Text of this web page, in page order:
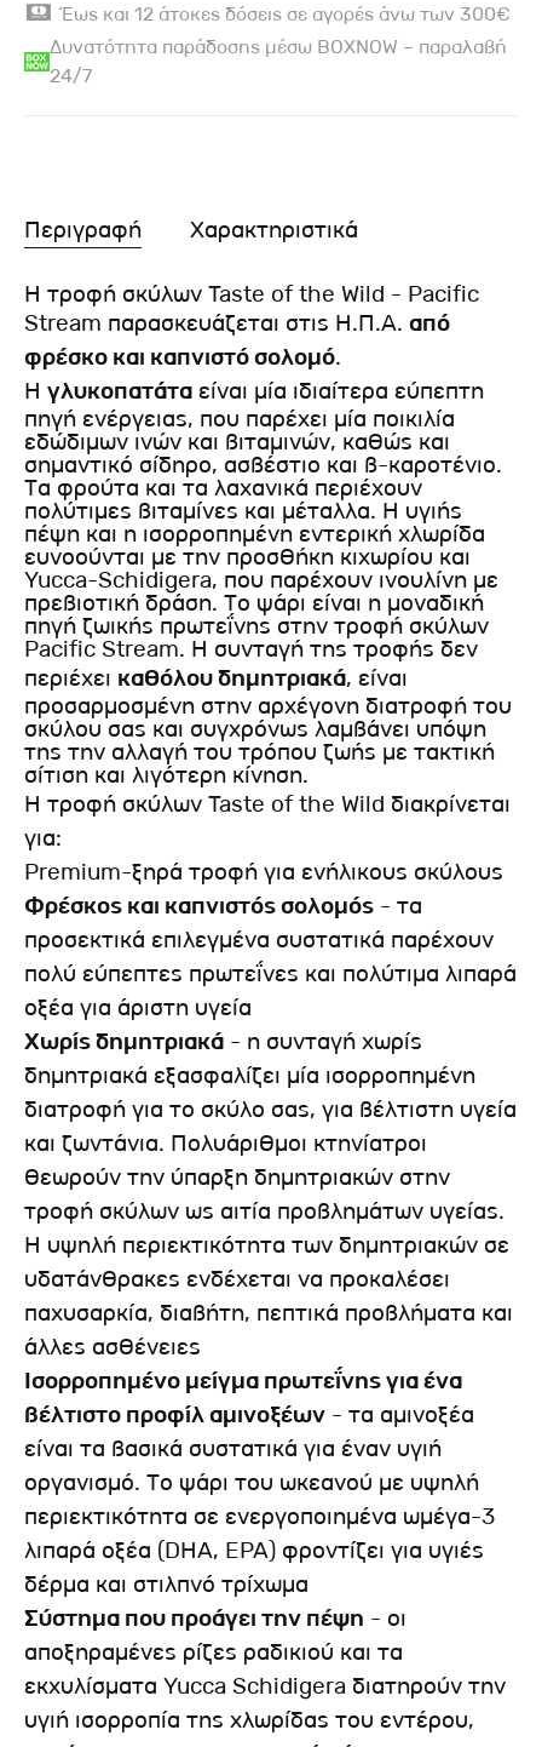
Έως και 12 άτοκες δόσεις σε αγορές άνω των 300€
Δυνατότητα παράδοσης μέσω BOXNOW – παραλαβή
24/7
Περιγραφή Χαρακτηριστικά
Η τροφή σκύλων Taste of the Wild - Pacific
Stream παρασκευάζεται στις Η.Π.Α. από
φρέσκο και καπνιστό σολομό.
Η γλυκοπατάτα είναι μία ιδιαίτερα εύπεπτη
πηγή ενέργειας, που παρέχει μία ποικιλία
εδώδιμων ινών και βιταμινών, καθώς και
σημαντικό σίδηρο, ασβέστιο και β-καροτένιο.
Τα φρούτα και τα λαχανικά περιέχουν
πολύτιμες βιταμίνες και μέταλλα. Η υγιής
πέψη και η ισορροπημένη εντερική χλωρίδα
ευνοούνται με την προσθήκη κιχωρίου και
Yucca-Schidigera, που παρέχουν ινουλίνη με
πρεβιοτική δράση. Το ψάρι είναι η μοναδική
πηγή ζωικής πρωτεΐνης στην τροφή σκύλων
Pacific Stream. Η συνταγή της τροφής δεν
περιέχει καθόλου δημητριακά, είναι
προσαρμοσμένη στην αρχέγονη διατροφή του
σκύλου σας και συγχρόνως λαμβάνει υπόψη
της την αλλαγή του τρόπου ζωής με τακτική
σίτιση και λιγότερη κίνηση.
Η τροφή σκύλων Taste of the Wild διακρίνεται
για:
Premium-ξηρά τροφή για ενήλικους σκύλους
Φρέσκος και καπνιστός σολομός - τα
προσεκτικά επιλεγμένα συστατικά παρέχουν
πολύ εύπεπτες πρωτεΐνες και πολύτιμα λιπαρά
οξέα για άριστη υγεία
Χωρίς δημητριακά - η συνταγή χωρίς
δημητριακά εξασφαλίζει μία ισορροπημένη
διατροφή για το σκύλο σας, για βέλτιστη υγεία
και ζωντάνια. Πολυάριθμοι κτηνίατροι
θεωρούν την ύπαρξη δημητριακών στην
τροφή σκύλων ως αιτία προβλημάτων υγείας.
Η υψηλή περιεκτικότητα των δημητριακών σε
υδατάνθρακες ενδέχεται να προκαλέσει
παχυσαρκία, διαβήτη, πεπτικά προβλήματα και
άλλες ασθένειες
Ισορροπημένο μείγμα πρωτεΐνης για ένα
βέλτιστο προφίλ αμινοξέων - τα αμινοξέα
είναι τα βασικά συστατικά για έναν υγιή
οργανισμό. Το ψάρι του ωκεανού με υψηλή
περιεκτικότητα σε ενεργοποιημένα ωμέγα-3
λιπαρά οξέα (DHA, EPA) φροντίζει για υγιές
δέρμα και στιλπνό τρίχωμα
Σύστημα που προάγει την πέψη - οι
αποξηραμένες ρίζες ραδικιού και τα
εκχυλίσματα Yucca Schidigera διατηρούν την
υγιή ισορροπία της χλωρίδας του εντέρου,